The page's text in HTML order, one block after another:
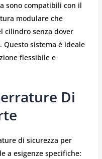
sono compatibili con il
modulare che
cilindro senza dover
Questo sistema è ideale
flessibile e
Di
di sicurezza per
a esigenze specifiche: